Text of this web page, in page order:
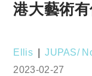
港大藝術
Post
author:
Ellis
Post
category:
JUPAS/
Post
2023-02-27